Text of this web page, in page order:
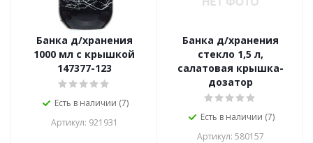
Банка д/хранения
1000 мл с крышкой
147377-123
Есть в наличии (7)
Артикул: 921931
Банка д/хранения
стекло 1,5 л,
салатовая крышка-
дозатор
Есть в наличии (7)
Артикул: 580157